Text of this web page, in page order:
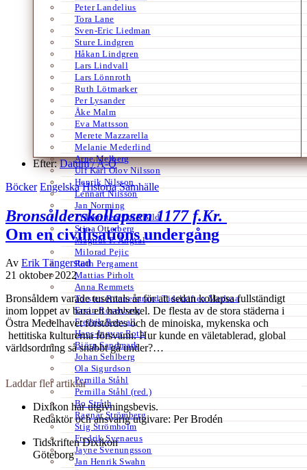
Peter Landelius
Tora Lane
Sven-Eric Liedman
Sture Lindgren
Håkan Lindgren
Lars Lindvall
Lars Lönnroth
Ruth Lötmarker
Per Lysander
Åke Malm
Eva Mattsson
Merete Mazzarella
Melanie Mederlind
Arne Melberg
Ulf Karl Olov Nilsson
Henrik Nilsson
Lennart Nilsson
Jan Norming
Tidskriften Ord&Bild
Stina Otterberg
Magnus P. Ängsal
Milorad Pejic
Ruth Pergament
Mattias Pirholt
Anna Remmets
Torsten Rönnerstrand Tidskriften Medusa
Ervin Rosenberg
Fredrik Rosvall
Hans-Ingvar Roth
Björn Sandmark
Johan Sehlberg
Ola Sigurdson
Pernilla Ståhl
Pernilla Ståhl (red.)
Bo Stråth
Ragnar Strömberg
Stig Strömholm
Fredrik Svenaeus
Jayne Svenungsson
Jan Henrik Swahn
Efter:Datum /A-Ö
Böcker Engelska Historia Samhälle
Bronsålderskollapsen 1177 f.Kr.
Om en civilisations undergång
Av Erik Tängerstad
21 oktober 2022
Bronsåldern varade tusentals år för att sedan kollapsa fullständigt
inom loppet av bara ett halvsekel. De flesta av de stora städerna i
Östra Medelhavet förstördes och de minoiska, mykenska och
hettitiska kulturerna försvann. Hur kunde en väletablerad, global
världsordning så snabbt gå under?…
Laddar fler artiklar
Dixikon har utgivningsbevis.
Redaktör och ansvarig utgivare: Per Brodén
Tidskriften Dixikon
Göteborg